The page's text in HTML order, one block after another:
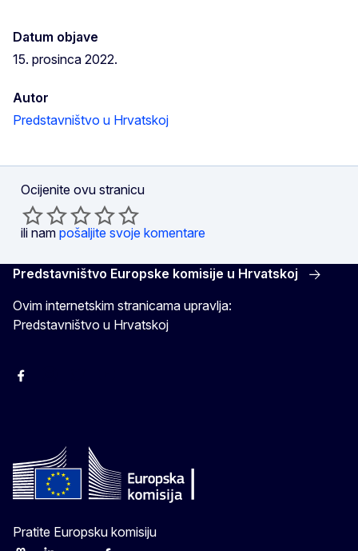
Datum objave
15. prosinca 2022.
Autor
Predstavništvo u Hrvatskoj
Ocijenite ovu stranicu
ili nam pošaljite svoje komentare
Predstavništvo Europske komisije u Hrvatskoj
Ovim internetskim stranicama upravlja:
Predstavništvo u Hrvatskoj
Facebook
Pratite Europsku komisiju